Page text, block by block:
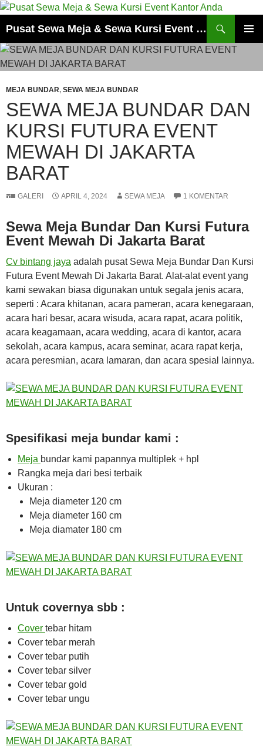
Pusat Sewa Meja & Sewa Kursi Event Kantor Anda
KE
ISI
MEJA BUNDAR, SEWA MEJA BUNDAR
SEWA MEJA BUNDAR DAN
KURSI FUTURA EVENT
MEWAH DI JAKARTA
BARAT
GALERI APRIL 4, 2024 SEWA MEJA 1 KOMENTAR
Sewa Meja Bundar Dan Kursi Futura
Event Mewah Di Jakarta Barat
Cv bintang jaya adalah pusat Sewa Meja Bundar Dan Kursi
Futura Event Mewah Di Jakarta Barat. Alat-alat event yang
kami sewakan biasa digunakan untuk segala jenis acara,
seperti : Acara khitanan, acara pameran, acara kenegaraan,
acara hari besar, acara wisuda, acara rapat, acara politik,
acara keagamaan, acara wedding, acara di kantor, acara
sekolah, acara kampus, acara seminar, acara rapat kerja,
acara peresmian, acara lamaran, dan acara spesial lainnya.
Spesifikasi meja bundar kami :
Meja bundar kami papannya multiplek + hpl
Rangka meja dari besi terbaik
Ukuran :
Meja diameter 120 cm
Meja diameter 160 cm
Meja diamater 180 cm
Untuk covernya sbb :
Cover tebar hitam
Cover tebar merah
Cover tebar putih
Cover tebar silver
Cover tebar gold
Cover tebar ungu